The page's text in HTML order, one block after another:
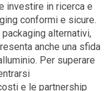
investire in ricerca e
conformi e sicure.
alternativi,
anche una sfida
Per superare
e le partnership